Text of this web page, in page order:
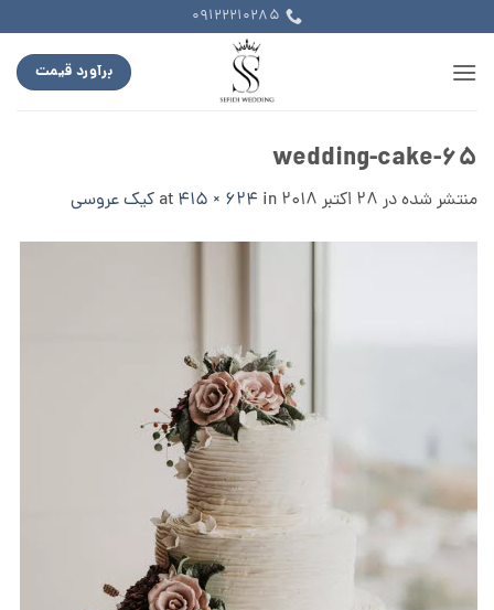
to
content
09122210285
برآورد قیمت
wedding-cake-65
منتشر شده در 28 اکتبر 2018 415 × 624 in کیک عروسی